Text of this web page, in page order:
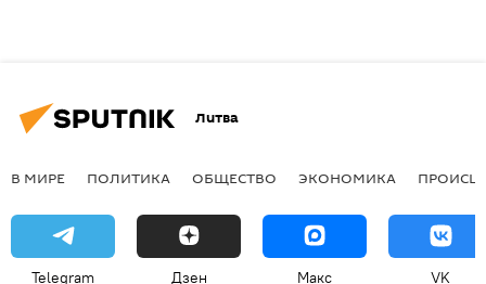
Литва
В МИРЕ ПОЛИТИКА ОБЩЕСТВО ЭКОНОМИКА
Telegram Дзен Макс VK